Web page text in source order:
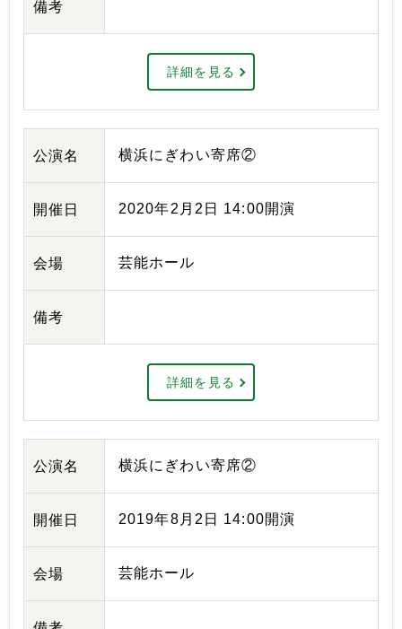
備考
詳細を見る
公演名 横浜にぎわい寄席②
開催日 2020年2月2日 14:00開演
会場 芸能ホール
備考
詳細を見る
公演名 横浜にぎわい寄席②
開催日 2019年8月2日 14:00開演
会場 芸能ホール